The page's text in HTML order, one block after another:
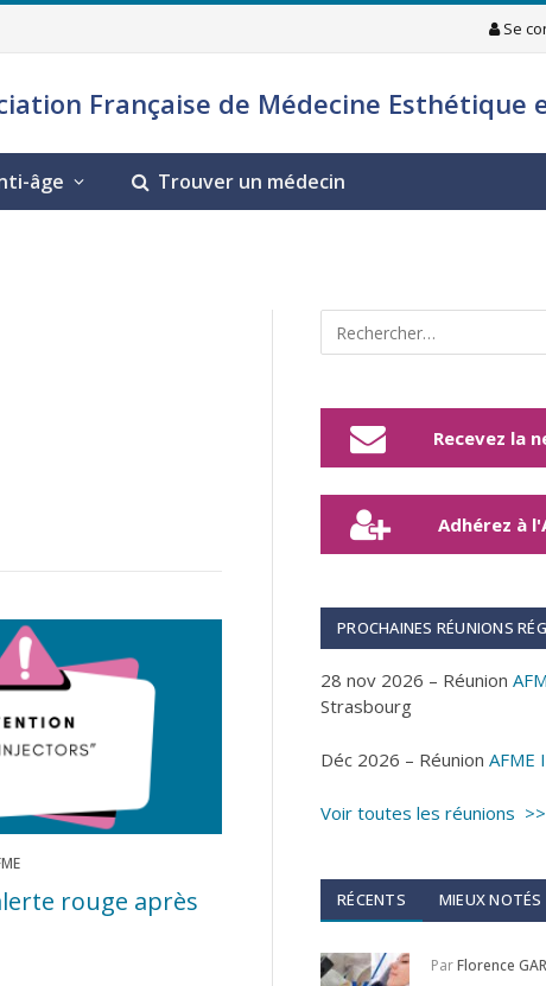
Se
Française de Médecine Esthétique
âge Trouver un médecin
rouge après
Recevez la
Adhérez à
PROCHAINES RÉUNIONS
28 nov 2026 – Réunion
Strasbourg
Déc 2026 – Réunion AFME
Voir toutes les réunions >>
RÉCENTS MIEUX NOTÉS
ParFlorence